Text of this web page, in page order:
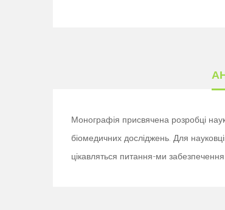
Монографія присвячена розробці
біомедичних досліджень. Для
цікавляться питання-ми